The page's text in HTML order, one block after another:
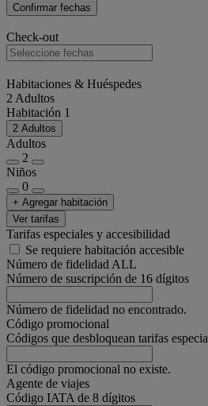
Confirmar fechas
Check-out
Habitaciones & Huéspedes
2 Adultos
Habitación 1
2 Adultos
Adultos
2
Niños
0
+ Agregar habitación
Ver tarifas
Tarifas especiales y accesibilidad
Se requiere habitación accesible
Número de fidelidad ALL
Número de suscripción de 16 dígitos
Número de fidelidad no encontrado.
Código promocional
Códigos que desbloquean tarifas
El código promocional no existe.
Agente de viajes
Código IATA de 8 dígitos